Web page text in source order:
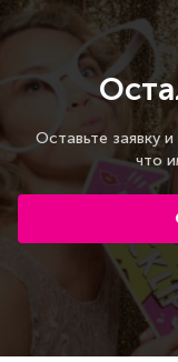
Оставьте заявку
что